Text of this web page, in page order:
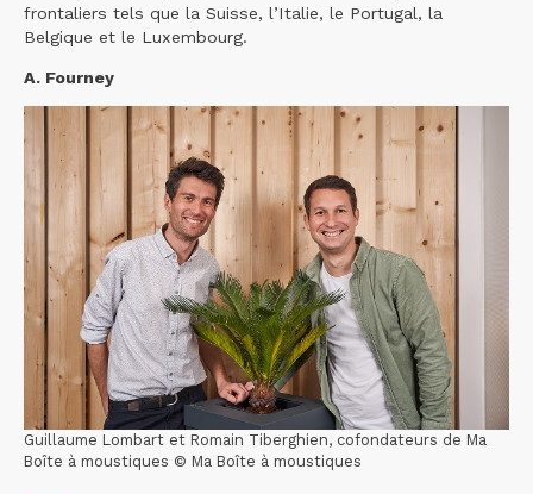
frontaliers tels que la Suisse, l’Italie, le Portugal, la
Belgique et le Luxembourg.
A. Fourney
Guillaume Lombart et Romain Tiberghien, cofondateurs de Ma
Boîte à moustiques © Ma Boîte à moustiques